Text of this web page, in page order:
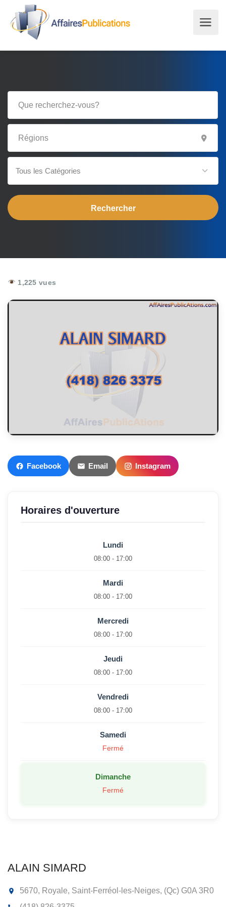
Tous les Catégories
1,225 vues
Facebook Email Instagram
Horaires d'ouverture
Lundi
08:00 - 17:00
Mardi
08:00 - 17:00
Mercredi
08:00 - 17:00
Jeudi
08:00 - 17:00
Vendredi
08:00 - 17:00
Samedi
Fermé
Dimanche
Fermé